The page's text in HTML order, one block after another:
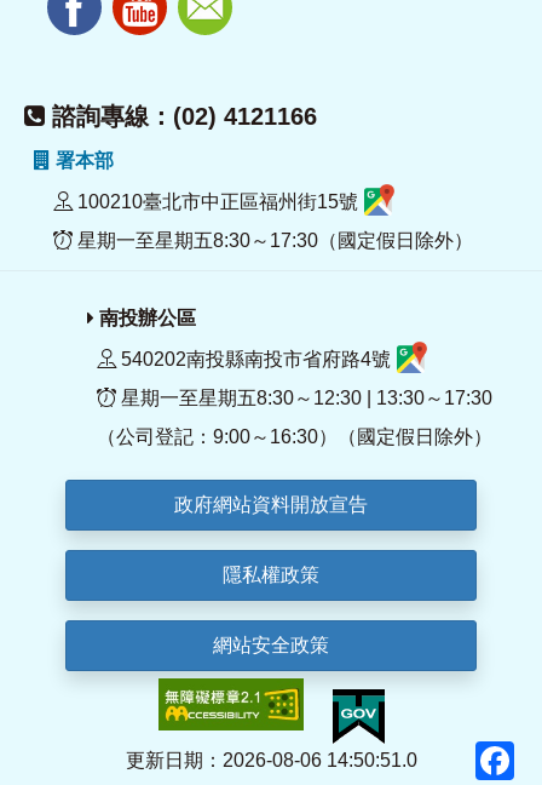
諮詢專線：(02) 4121166
署本部
100210臺北市中正區福州街15號
星期一至星期五8:30～17:30（國定假日除外）
南投辦公區
540202南投縣南投市省府路4號
星期一至星期五8:30～12:30 | 13:30～17:30
（公司登記：9:00～16:30）（國定假日除外）
政府網站資料開放宣告
隱私權政策
網站安全政策
更新日期：2026-08-06 14:50:51.0